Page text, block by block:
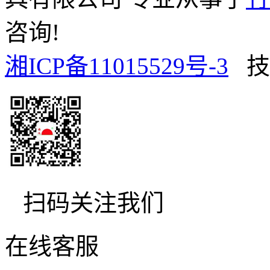
咨询!
湘ICP备11015529号-3
扫码关注我们
在线客服